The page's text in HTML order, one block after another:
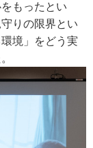
もったとい
りの限界とい
境」をどう実